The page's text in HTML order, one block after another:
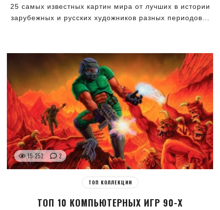
25 самых известных картин мира от лучших в истории
зарубежных и русских художников разных периодов...
15 252 2
ТОП КОЛЛЕКЦИИ
ТОП 10 КОМПЬЮТЕРНЫХ ИГР 90-Х